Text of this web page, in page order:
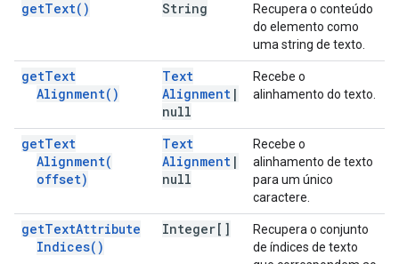
getText( ) String
Recupera o conteúdo
do elemento como
uma string de texto.
getText
Alignment( )
Text
Alignment |
null
Recebe o
alinhamento do texto.
getText
Alignment(
offset)
Text
Alignment |
null
Recebe o
alinhamento de texto
para um único
caractere.
getTextAttribute
Indices( )
Integer[]
Recupera o conjunto
de índices de texto